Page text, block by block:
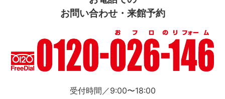
お問い合わせ・来館予約
受付時間／9:00〜18:00